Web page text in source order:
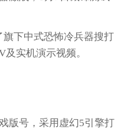
下中式恐怖冷兵器搜打
实机演示视频。
版号，采用虚幻5引擎打